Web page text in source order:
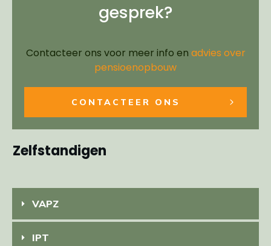
gesprek?
Contacteer ons voor meer info en advies over
pensioenopbouw
CONTACTEER ONS
Zelfstandigen
VAPZ
IPT